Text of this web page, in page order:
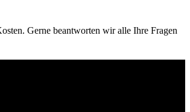
Gerne beantworten wir alle Ihre Fragen